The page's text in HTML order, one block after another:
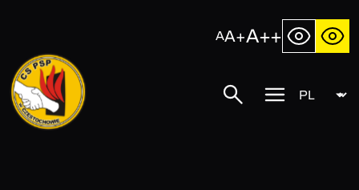
AA+A++
Centralna
Szkoła
Państwowej
SzukajPrzycisk
Język